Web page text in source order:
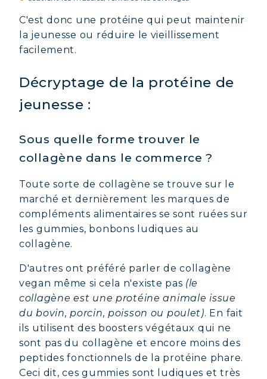
C'est donc une protéine qui peut maintenir
la jeunesse ou réduire le vieillissement
facilement.
Décryptage de la protéine de
jeunesse :
Sous quelle forme trouver le
collagène dans le commerce ?
Toute sorte de collagène se trouve sur le
marché et dernièrement les marques de
compléments alimentaires se sont ruées sur
les gummies, bonbons ludiques au
collagène.
D'autres ont préféré parler de collagène
vegan même si cela n'existe pas (le
collagène est une protéine animale issue
du bovin, porcin, poisson ou poulet). En fait
ils utilisent des boosters végétaux qui ne
sont pas du collagène et encore moins des
peptides fonctionnels de la protéine phare.
Ceci dit, ces gummies sont ludiques et très